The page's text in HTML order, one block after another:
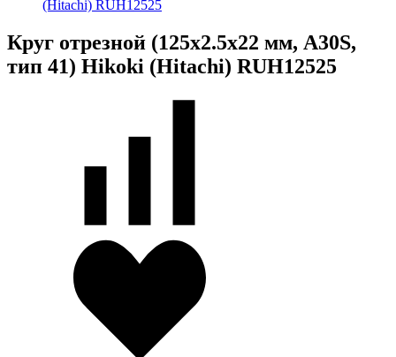
(Hitachi) RUH12525
Круг отрезной (125х2.5х22 мм, A30S,
тип 41) Hikoki (Hitachi) RUH12525